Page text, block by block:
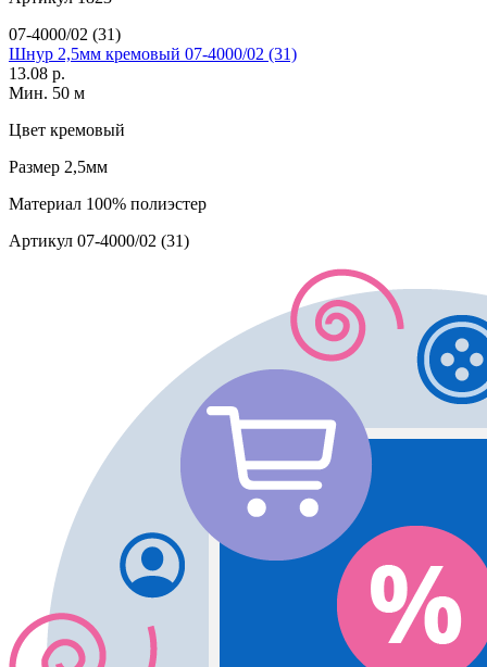
07-4000/02 (31)
Шнур 2,5мм кремовый 07-4000/02 (31)
13.08 р.
Мин. 50 м
Цвет кремовый
Размер 2,5мм
Материал 100% полиэстер
Артикул 07-4000/02 (31)